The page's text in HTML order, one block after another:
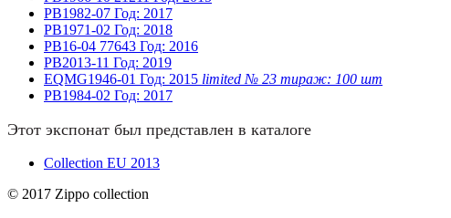
PB1982-07 Год: 2017
PB1971-02 Год: 2018
PB16-04 77643 Год: 2016
PB2013-11 Год: 2019
EQMG1946-01 Год: 2015 limited № 23 тираж: 100 шт
PB1984-02 Год: 2017
Этот экспонат был представлен в каталоге
Collection EU 2013
© 2017 Zippo collection